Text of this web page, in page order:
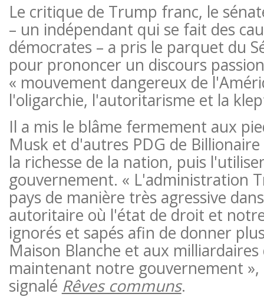
Le critique de Trump franc, le
– un indépendant qui se fait des
démocrates – a pris le parquet du
pour prononcer un discours
« mouvement dangereux de
l'oligarchie, l'autoritarisme et la
Il a mis le blâme fermement aux
Musk et d'autres PDG de
la richesse de la nation, puis
gouvernement. « L'administration
pays de manière très agressive
autoritaire où l'état de droit et
ignorés et sapés afin de donner
Maison Blanche et aux
maintenant notre gouvernement »,
signalé Rêves communs.